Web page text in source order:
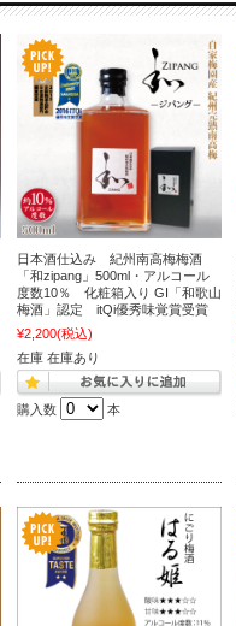
日本酒仕込み 紀州南高梅梅酒
「和zipang」500ml・アルコール
度数10％ 化粧箱入り GI「和歌山
梅酒」認定 itQi優秀味覚賞受賞
¥2,200(税込)
在庫 在庫あり
購入数 本